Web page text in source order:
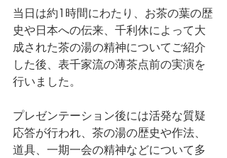
当日は約1時間にわたり、お茶の葉の歴
史や日本への伝来、千利休によって大
成された茶の湯の精神についてご紹介
した後、表千家流の薄茶点前の実演を
行いました。
プレゼンテーション後には活発な質疑
応答が行われ、茶の湯の歴史や作法、
道具、一期一会の精神などについて多